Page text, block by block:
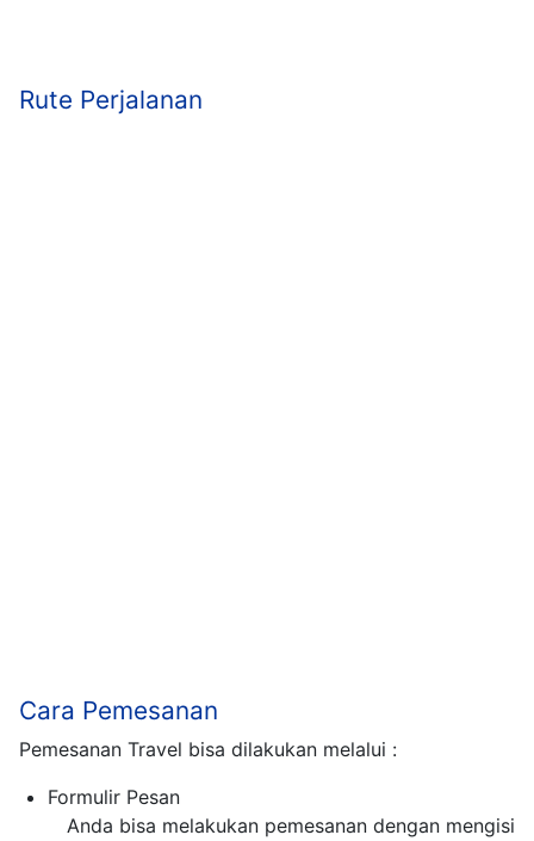
Rute Perjalanan
Cara Pemesanan
Pemesanan Travel bisa dilakukan melalui :
Formulir Pesan
Anda bisa melakukan pemesanan dengan mengisi